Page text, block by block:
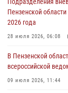
05 августа 2026, 04:00
В Пензе при
деятельность ОПГ,
В Управлении
Пензенской
2026 года
28 июля 2026, 06:08
В Пензенской
всероссийской
09 июля 2026, 11:44